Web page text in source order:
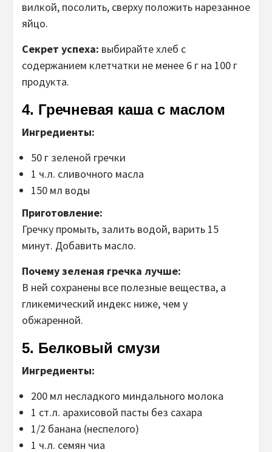
вилкой, посолить, сверху положить нарезанное
яйцо.
Секрет успеха: выбирайте хлеб с
содержанием клетчатки не менее 6 г на 100 г
продукта.
4. Гречневая каша с маслом
Ингредиенты:
50 г зеленой гречки
1 ч.л. сливочного масла
150 мл воды
Приготовление:
Гречку промыть, залить водой, варить 15
минут. Добавить масло.
Почему зеленая гречка лучше:
В ней сохранены все полезные вещества, а
гликемический индекс ниже, чем у
обжаренной.
5. Белковый смузи
Ингредиенты:
200 мл несладкого миндального молока
1 ст.л. арахисовой пасты без сахара
1/2 банана (неспелого)
1 ч.л. семян чиа